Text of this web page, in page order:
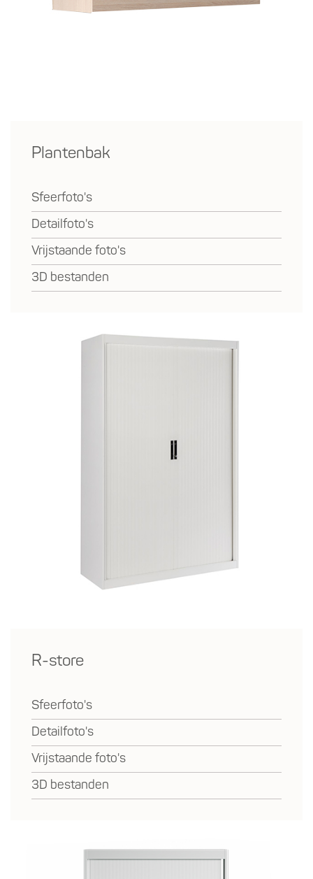
Plantenbak
Sfeerfoto's
Detailfoto's
Vrijstaande foto's
3D bestanden
R-store
Sfeerfoto's
Detailfoto's
Vrijstaande foto's
3D bestanden